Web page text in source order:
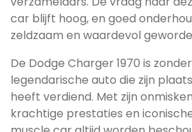
car blijft hoog, en goed
zeldzaam en waardevol
De Dodge Charger 1970 is
legendarische auto die zijn
heeft verdiend. Met zijn
krachtige prestaties en